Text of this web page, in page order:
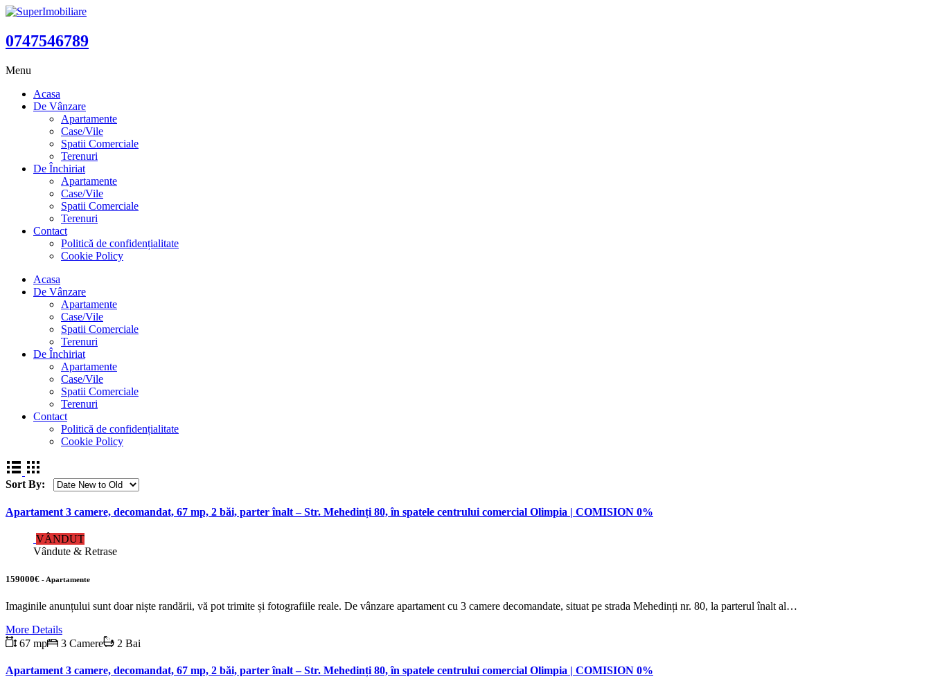
0747546789
Menu
Acasa
De Vânzare
Apartamente
Case/Vile
Spatii Comerciale
Terenuri
De Închiriat
Apartamente
Case/Vile
Spatii Comerciale
Terenuri
Contact
Politică de confidențialitate
Cookie Policy
Acasa
De Vânzare
Apartamente
Case/Vile
Spatii Comerciale
Terenuri
De Închiriat
Apartamente
Case/Vile
Spatii Comerciale
Terenuri
Contact
Politică de confidențialitate
Cookie Policy
Sort By:
Apartament 3 camere, decomandat, 67 mp, 2 băi, parter înalt – Str. Mehedinți 80, în spatele centrului comercial Olimpia | COMISION 0%
VÂNDUT
Vândute & Retrase
159000€ - Apartamente
Imaginile anunțului sunt doar niște randării, vă pot trimite și fotografiile reale. De vânzare apartament cu 3 camere decomandate, situat pe strada Mehedinți nr. 80, la parterul înalt al…
More Details
67 mp
3 Camere 2 Bai
Apartament 3 camere, decomandat, 67 mp, 2 băi, parter înalt – Str. Mehedinți 80, în spatele centrului comercial Olimpia | COMISION 0%